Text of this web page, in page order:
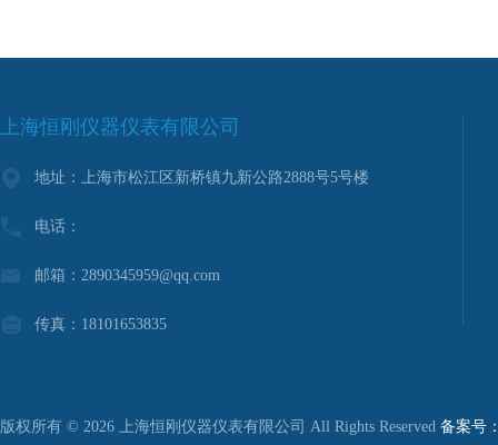
上海恒刚仪器仪表有限公司
地址：上海市松江区新桥镇九新公路2888号5号楼
电话：
邮箱：2890345959@qq.com
传真：18101653835
版权所有 © 2026 上海恒刚仪器仪表有限公司 All Rights Reserved 备案号